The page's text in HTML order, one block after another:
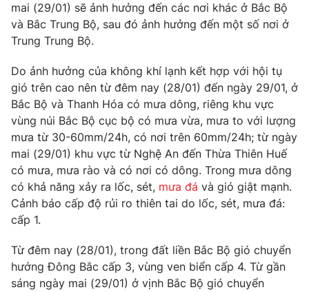
Góc doanh nghiệp
Truyền hình
Phim VTV
Hậu trường
Nhân vật
Khán giả
Giải sao mai
Giải trí
Điện ảnh
Âm nhạc
Sao
Đời sống
Du lịch
Làm đẹp
Chất lượng cuộc sống
Giáo dục
Tuyển sinh
Học trực tuyến
Công nghệ
Hitech Công nghệ tương lai
Sản phẩm
Thị trường
Tư vấn
Giao lưu trực tuyến
Lịch phát sóng
mai (29/01) sẽ ảnh hưởng đến các nơi khác ở Bắc Bộ
và Bắc Trung Bộ, sau đó ảnh hưởng đến một số nơi ở
Trung Trung Bộ.
Do ảnh hưởng của không khí lạnh kết hợp với hội tụ
gió trên cao nên từ đêm nay (28/01) đến ngày 29/01, ở
Bắc Bộ và Thanh Hóa có mưa dông, riêng khu vực
vùng núi Bắc Bộ cục bộ có mưa vừa, mưa to với lượng
mưa từ 30-60mm/24h, có nơi trên 60mm/24h; từ ngày
mai (29/01) khu vực từ Nghệ An đến Thừa Thiên Huế
có mưa, mưa rào và có nơi có dông. Trong mưa dông
có khả năng xảy ra lốc, sét, mưa đá và gió giật mạnh.
Cảnh báo cấp độ rủi ro thiên tai do lốc, sét, mưa đá:
cấp 1.
Từ đêm nay (28/01), trong đất liền Bắc Bộ gió chuyển
hướng Đông Bắc cấp 3, vùng ven biển cấp 4. Từ gần
sáng ngày mai (29/01) ở vịnh Bắc Bộ gió chuyển